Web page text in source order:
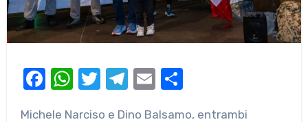
Facebook
WhatsApp
Twitter
Telegram
EmailCondividi
Michele Narciso e Dino Balsamo, entrambi